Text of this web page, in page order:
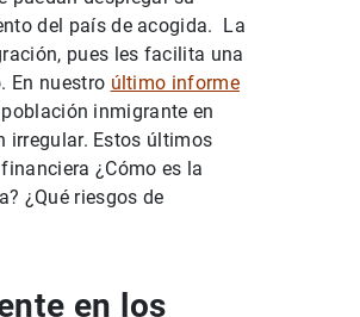
del país de acogida. La
pues les facilita una
En nuestro último informe
inmigrante en
irregular. Estos últimos
¿Cómo es la
¿Qué riesgos de
en los